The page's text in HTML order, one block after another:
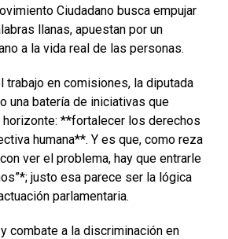
Ciudadano busca empujar
llanas, apuestan por un
a la vida real de las personas.
trabajo en comisiones, la diputada
una batería de iniciativas que
horizonte: **fortalecer los derechos
humana**. Y es que, como reza
ver el problema, hay que entrarle
justo esa parece ser la lógica
parlamentaria.
combate a la discriminación en